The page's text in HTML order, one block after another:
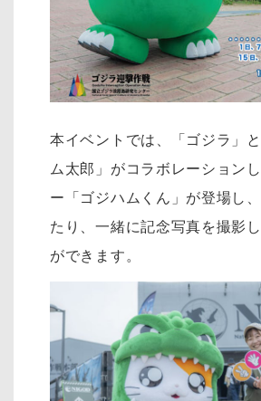
本イベントでは、「ゴジラ」
ム太郎」がコラボレーション
ー「ゴジハムくん」が登場し
たり、一緒に記念写真を撮影
ができます。